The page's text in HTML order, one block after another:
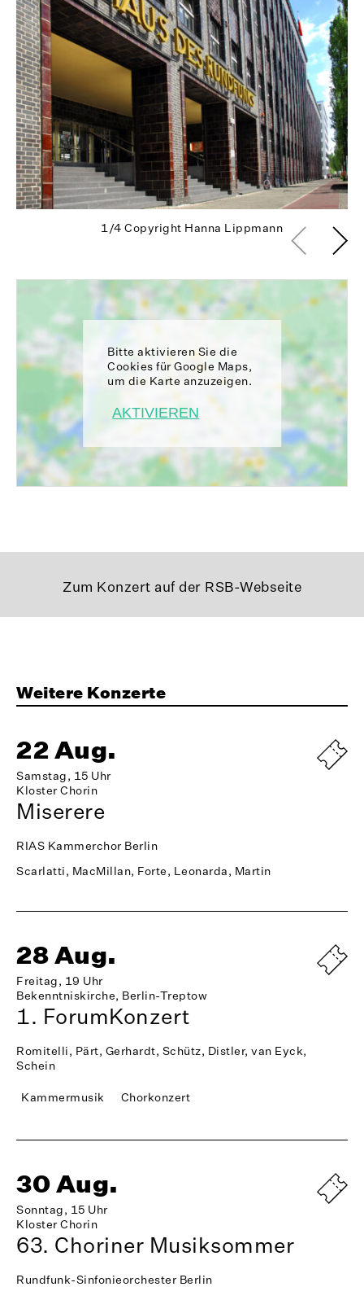
1/4 Copyright Hanna Lippmann
Bitte aktivieren Sie die
Cookies für Google Maps,
um die Karte anzuzeigen.
AKTIVIEREN
Zum Konzert auf der RSB-Webseite
Weitere Konzerte
22 Aug.
Samstag, 15 Uhr
Kloster Chorin
Miserere
RIAS Kammerchor Berlin
Scarlatti, MacMillan, Forte, Leonarda, Martin
28 Aug.
Freitag, 19 Uhr
Bekenntniskirche, Berlin-Treptow
1. ForumKonzert
Romitelli, Pärt, Gerhardt, Schütz, Distler, van Eyck,
Schein
Kammermusik Chorkonzert
30 Aug.
Sonntag, 15 Uhr
Kloster Chorin
63. Choriner Musiksommer
Rundfunk-Sinfonieorchester Berlin